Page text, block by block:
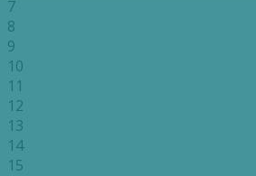
7
8
9
10
11
12
13
14
15